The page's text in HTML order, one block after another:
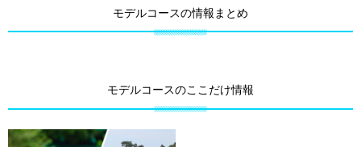
モデルコースの情報まとめ
モデルコースのここだけ情報